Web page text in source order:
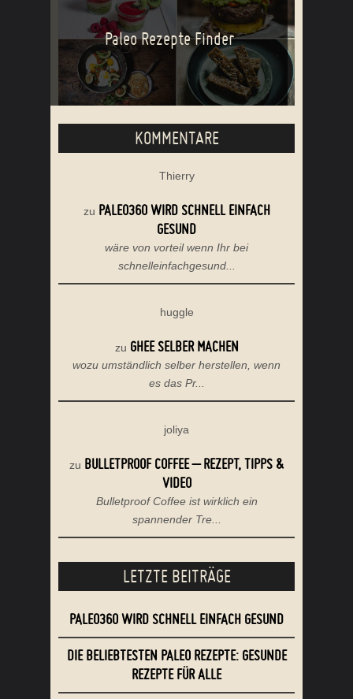
Paleo Rezepte Finder
KOMMENTARE
Thierry
zu PALEO360 WIRD SCHNELL EINFACH
GESUND
wäre von vorteil wenn Ihr bei
schnelleinfachgesund...
huggle
zu GHEE SELBER MACHEN
wozu umständlich selber herstellen, wenn
es das Pr...
joliya
zu BULLETPROOF COFFEE – REZEPT, TIPPS &
VIDEO
Bulletproof Coffee ist wirklich ein
spannender Tre...
LETZTE BEITRÄGE
PALEO360 WIRD SCHNELL EINFACH GESUND
DIE BELIEBTESTEN PALEO REZEPTE: GESUNDE
REZEPTE FÜR ALLE